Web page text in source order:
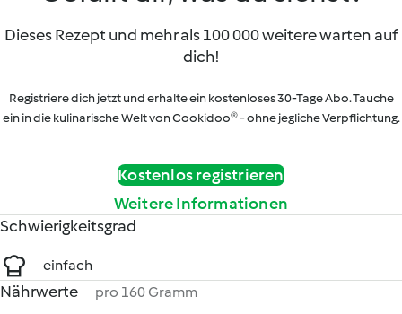
Dieses Rezept und mehr als 100 000 weitere warten auf
dich!
Registriere dich jetzt und erhalte ein kostenloses 30-Tage Abo. Tauche
ein in die kulinarische Welt von Cookidoo® - ohne jegliche Verpflichtung.
Kostenlos registrieren
Weitere Informationen
Schwierigkeitsgrad
einfach
Nährwerte pro 160 Gramm